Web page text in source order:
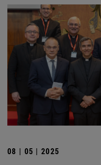
08 | 05 | 2025